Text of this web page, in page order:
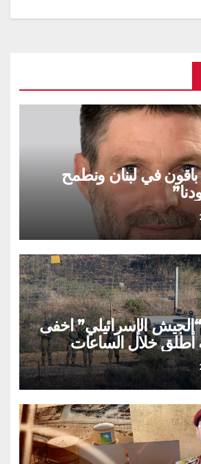
في لبنان ونطمح
“الجيش الإسرائيلي” اخفى
أطلق خلال الساعات
مسيّرة مفخخة